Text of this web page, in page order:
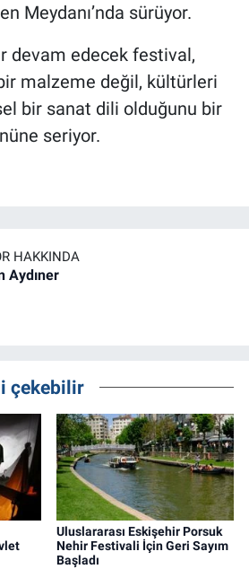
Meydanı’nda sürüyor.
devam edecek festival,
malzeme değil, kültürleri
bir sanat dili olduğunu bir
seriyor.
HAKKINDA
Aydıner
çekebilir
Uluslararası Eskişehir Porsuk
Nehir Festivali İçin Geri Sayım
Başladı